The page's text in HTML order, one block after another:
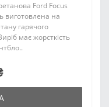
Ford Focus
виготовлена на
гарячого
має жорсткість